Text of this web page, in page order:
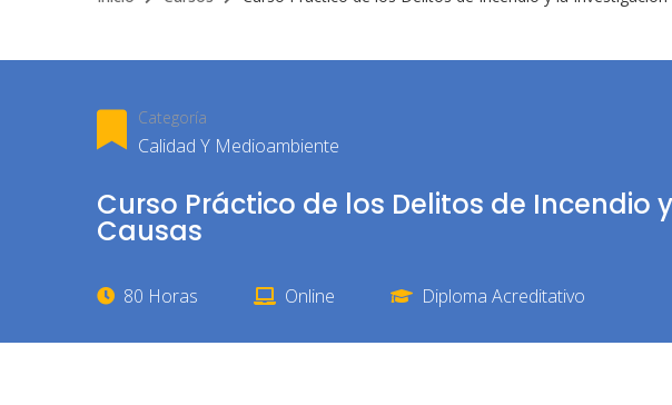
Categoría
Calidad Y Medioambiente
Curso Práctico de los Delitos de Incendio
Causas
80 Horas Online Diploma Acreditativo